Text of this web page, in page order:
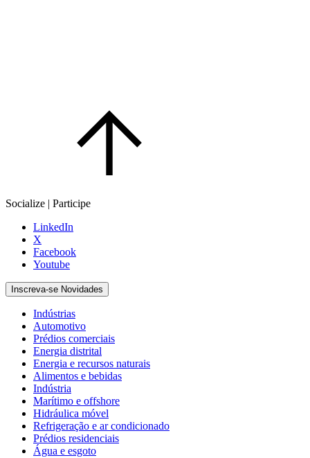
Socialize | Participe
LinkedIn
X
Facebook
Youtube
Inscreva-se Novidades
Indústrias
Automotivo
Prédios comerciais
Energia distrital
Energia e recursos naturais
Alimentos e bebidas
Indústria
Marítimo e offshore
Hidráulica móvel
Refrigeração e ar condicionado
Prédios residenciais
Água e esgoto